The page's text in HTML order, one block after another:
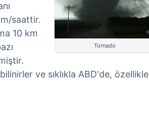
Tornado
saattir.
10 km
ve sıklıkla ABD'de, özellikle